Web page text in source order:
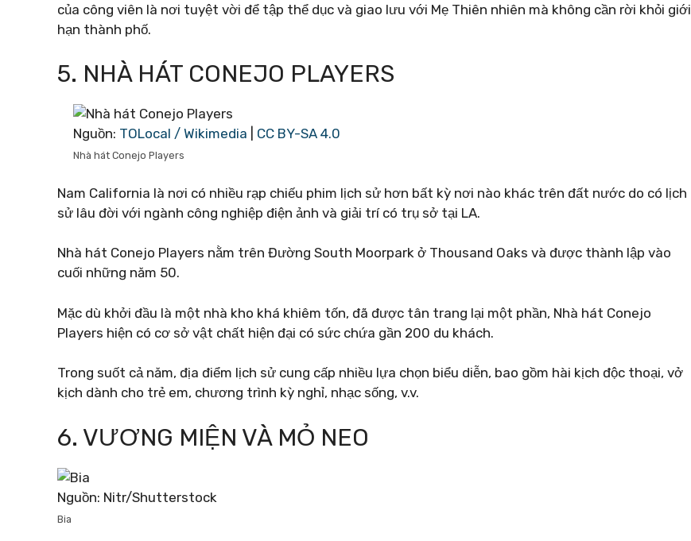
của công viên là nơi tuyệt vời để tập thể dục và giao lưu với Mẹ Thiên nhiên mà không cần rời khỏi giới
hạn thành phố.
5. NHÀ HÁT CONEJO PLAYERS
Nguồn: TOLocal / Wikimedia CC BY-SA 4.0
Nhà hát Conejo Players
Nam California là nơi có nhiều rạp chiếu phim lịch sử hơn bất kỳ nơi nào khác trên đất nước do có lịch
sử lâu đời với ngành công nghiệp điện ảnh và giải trí có trụ sở tại LA.
Nhà hát Conejo Players nằm trên Đường South Moorpark ở Thousand Oaks và được thành lập vào
cuối những năm 50.
Mặc dù khởi đầu là một nhà kho khá khiêm tốn, đã được tân trang lại một phần, Nhà hát Conejo
Players hiện có cơ sở vật chất hiện đại có sức chứa gần 200 du khách.
Trong suốt cả năm, địa điểm lịch sử cung cấp nhiều lựa chọn biểu diễn, bao gồm hài kịch độc thoại, vở
kịch dành cho trẻ em, chương trình kỳ nghỉ, nhạc sống, v.v.
6. VƯƠNG MIỆN VÀ MỎ NEO
Nguồn: Nitr/Shutterstock
Bia